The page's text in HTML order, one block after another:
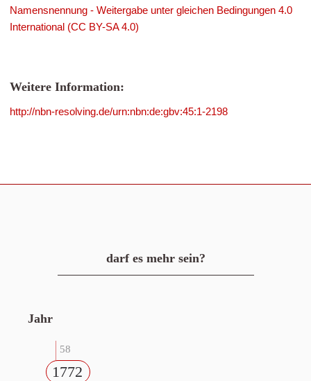
Namensnennung - Weitergabe unter gleichen Bedingungen 4.0
International (CC BY-SA 4.0)
Weitere Information:
http://nbn-resolving.de/urn:nbn:de:gbv:45:1-2198
darf es mehr sein?
Jahr
58
1772